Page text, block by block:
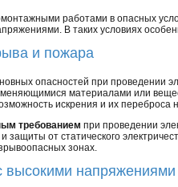
работами в опасных
В таких условиях
и пожара
опасностей при проведении
материалами или
искрения и их переброса
требованием при проведении
защиты от статического
зонах.
высокими напряжениями